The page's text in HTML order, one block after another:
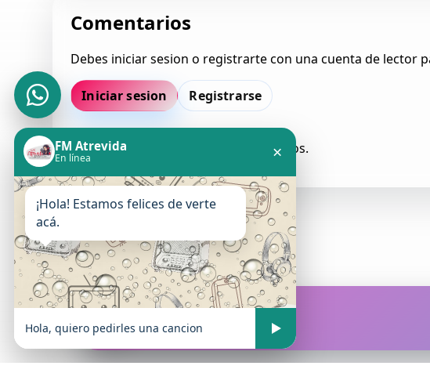
Comentarios
Debes iniciar sesion o registrarte con una cuenta de lector
Iniciar sesion Registrarse
Todavia no hay comentarios aprobados.
FM Atrevida
En vivo
FM Atrevida
En línea ×
¡Hola! Estamos felices de verte
acá.